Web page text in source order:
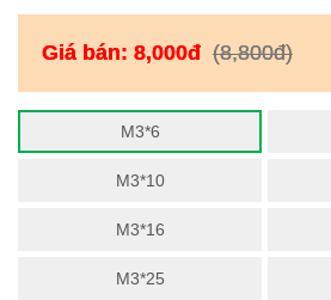
Giá bán: 8,000đ (8,800đ)
M3*6
M3*10
M3*16
M3*25